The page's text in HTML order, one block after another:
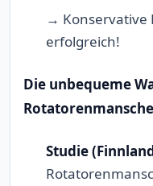
→ Konservative
erfolgreich!
Die unbequeme
Studie